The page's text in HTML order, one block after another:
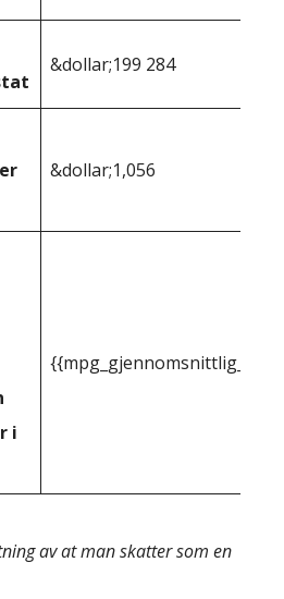
&dollar;199 284
&dollar;1,056
i
av at man skatter som en